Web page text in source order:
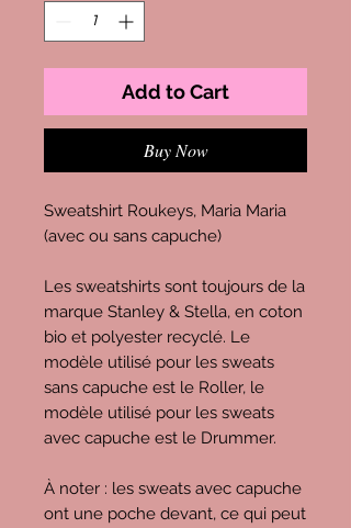
Add to Cart
Buy Now
Sweatshirt Roukeys, Maria Maria
(avec ou sans capuche)
Les sweatshirts sont toujours de la
marque Stanley & Stella, en coton
bio et polyester recyclé. Le
modèle utilisé pour les sweats
sans capuche est le Roller, le
modèle utilisé pour les sweats
avec capuche est le Drummer.
À noter : les sweats avec capuche
ont une poche devant, ce qui peut